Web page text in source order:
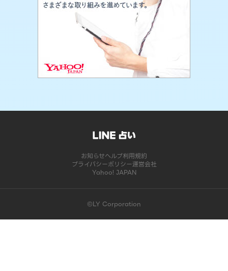
お知らせヘルプ利用規約
プライバシーポリシー運営会社
Yahoo! JAPAN
©LY Corporation
このコンテンツは掲載が終了しました | LINE占い